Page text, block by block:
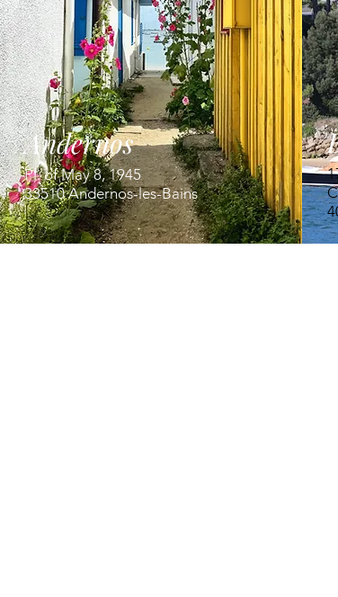
Andernos
Pl. of May 8, 1945
33510 Andernos-les-Bains